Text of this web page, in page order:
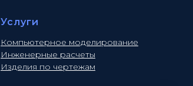
Услуги
Компьютерное моделирование
Инженерные расчеты
Изделия по чертежам